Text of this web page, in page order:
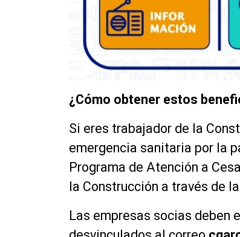
¿Cómo obtener estos
Si eres trabajador de la
emergencia sanitaria por la
Programa de Atención a
la Construcción a través de
Las empresas socias deben